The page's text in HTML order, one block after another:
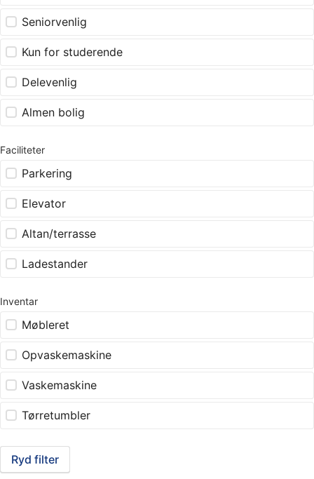
Seniorvenlig
Kun for studerende
Delevenlig
Almen bolig
Faciliteter
Parkering
Elevator
Altan/terrasse
Ladestander
Inventar
Møbleret
Opvaskemaskine
Vaskemaskine
Tørretumbler
Ryd filter